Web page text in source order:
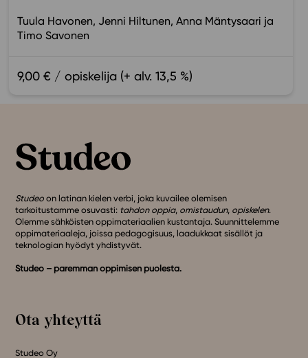
Tuula Havonen Jenni Hiltunen Anna Mäntysaari
Timo Savonen
9,00 € / opiskelija (+ alv. 13,5 %)
Studeo on latinan kielen verbi, joka kuvailee olemisen
tarkoitustamme osuvasti: tahdon oppia, omistaudun, opiskelen.
Olemme sähköisten oppimateriaalien kustantaja. Suunnittelemme
oppimateriaaleja, joissa pedagogisuus, laadukkaat sisällöt ja
teknologian hyödyt yhdistyvät.
Studeo – paremman oppimisen puolesta.
Ota yhteyttä
Studeo Oy